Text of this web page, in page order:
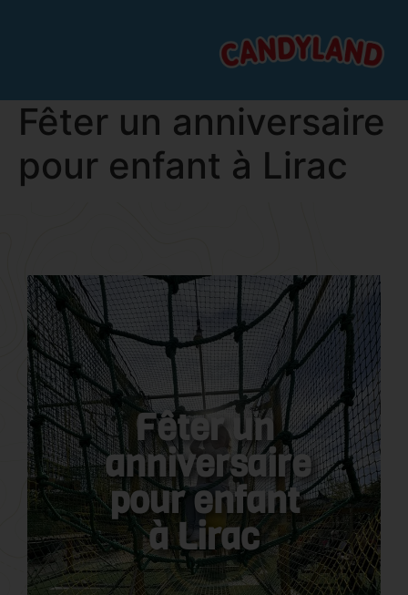
Fêter un anniversaire
pour enfant à Lirac
Fêter un
anniversaire
pour enfant
à Lirac